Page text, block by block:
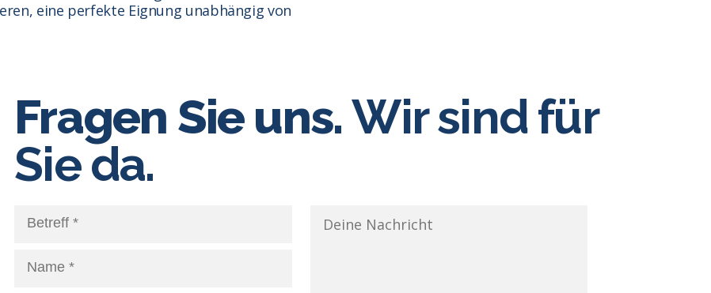
eine perfekte Eignung unabhängig von
Fragen Sie uns.Wir sind für
Sie da.